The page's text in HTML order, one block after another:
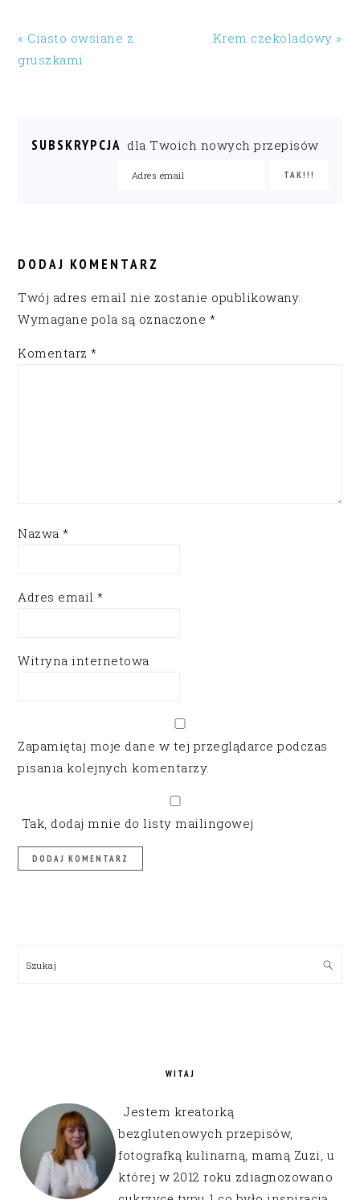
« Ciasto owsiane z
gruszkami
Krem czekoladowy »
SUBSKRYPCJA dla Twoich nowych przepisów
INTERACTIONS
DODAJ KOMENTARZ
Twój adres email nie zostanie opublikowany.
Wymagane pola są oznaczone *
Komentarz*
Nazwa*
Adres email*
Witryna internetowa
Zapamiętaj moje dane w tej przeglądarce podczas
pisania kolejnych komentarzy.
Tak, dodaj mnie do listy mailingowej
Szukaj
WITAJ
Jestem kreatorką
bezglutenowych przepisów,
fotografką kulinarną, mamą Zuzi, u
której w 2012 roku zdiagnozowano